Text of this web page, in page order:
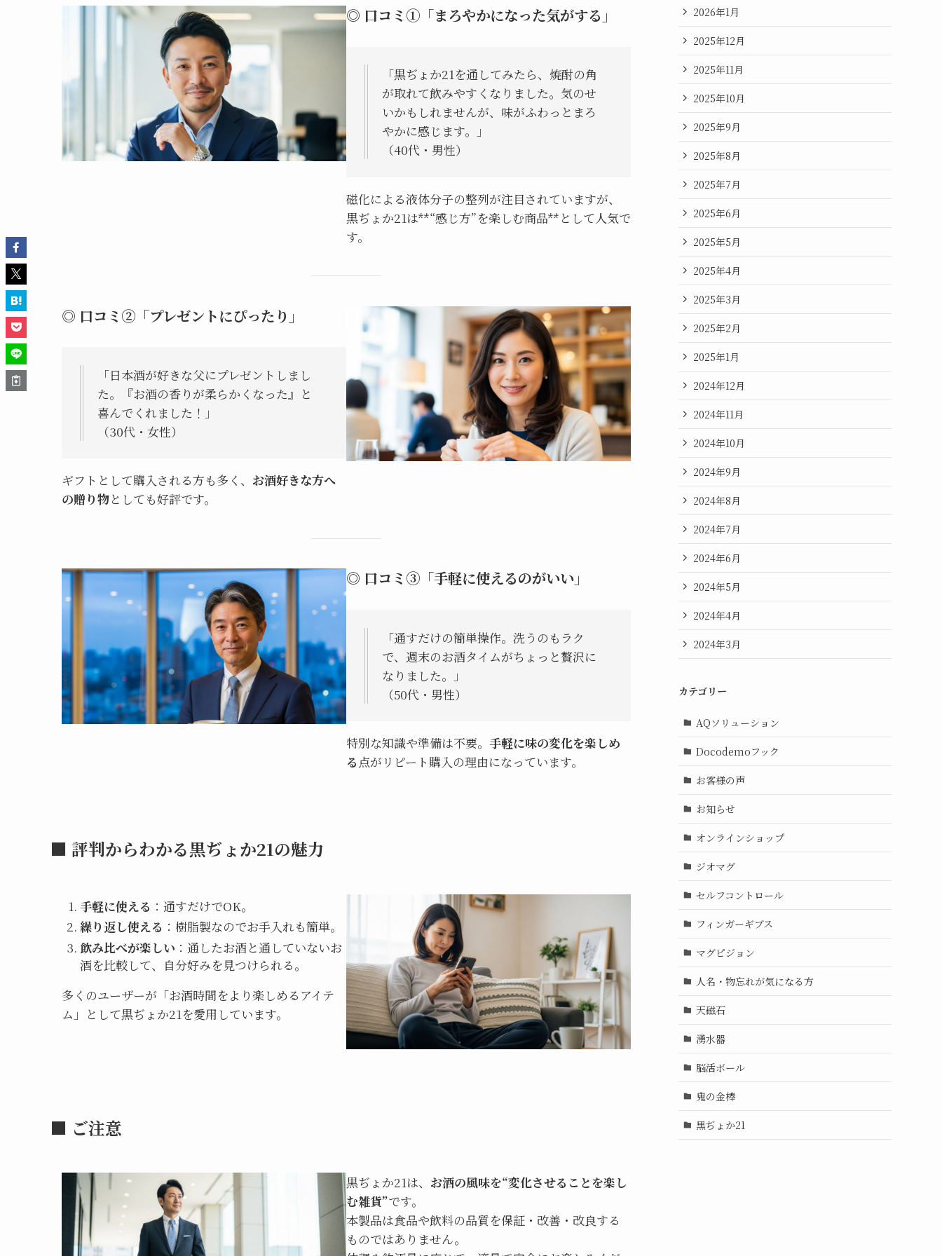
◎ 口コミ①「まろやかになった気がする」
「黒ぢょか21を通してみたら、焼酎の角
が取れて飲みやすくなりました。気のせ
いかもしれませんが、味がふわっとまろ
やかに感じます。」
（40代・男性）
磁化による液体分子の整列が注目されていますが、
黒ぢょか21は**“感じ方”を楽しむ商品**として人気で
す。
◎ 口コミ②「プレゼントにぴったり」
「日本酒が好きな父にプレゼントしまし
た。『お酒の香りが柔らかくなった』と
喜んでくれました！」
（30代・女性）
ギフトとして購入される方も多く、 お酒好きな方へ
の贈り物としても好評です。
◎ 口コミ③「手軽に使えるのがいい」
「通すだけの簡単操作。洗うのもラク
で、週末のお酒タイムがちょっと贅沢に
なりました。」
（50代・男性）
特別な知識や準備は不要。 手軽に味の変化を楽しめ
る 点がリピート購入の理由になっています。
■ 評判からわかる黒ぢょか21の魅力
手軽に使える ：通すだけでOK。
繰り返し使える ：樹脂製なのでお手入れも簡単。
飲み比べが楽しい ：通したお酒と通していないお
酒を比較して、自分好みを見つけられる。
多くのユーザーが「お酒時間をより楽しめるアイテ
ム」として黒ぢょか21を愛用しています。
■ ご注意
黒ぢょか21は、 お酒の風味を“変化させることを楽し
む雑貨”です。
本製品は食品や飲料の品質を保証・改善・改良する
ものではありません。
2026年1月
2025年12月
2025年11月
2025年10月
2025年9月
2025年8月
2025年7月
2025年6月
2025年5月
2025年4月
2025年3月
2025年2月
2025年1月
2024年12月
2024年11月
2024年10月
2024年9月
2024年8月
2024年7月
2024年6月
2024年5月
2024年4月
2024年3月
カテゴリー
AQソリューション
Docodemoフック
お客様の声
お知らせ
オンラインショップ
ジオマグ
セルフコントロール
フィンガーギブス
マグピジョン
人名・物忘れが気になる方
天磁石
湧水器
脳活ボール
鬼の金棒
黒ぢょか21